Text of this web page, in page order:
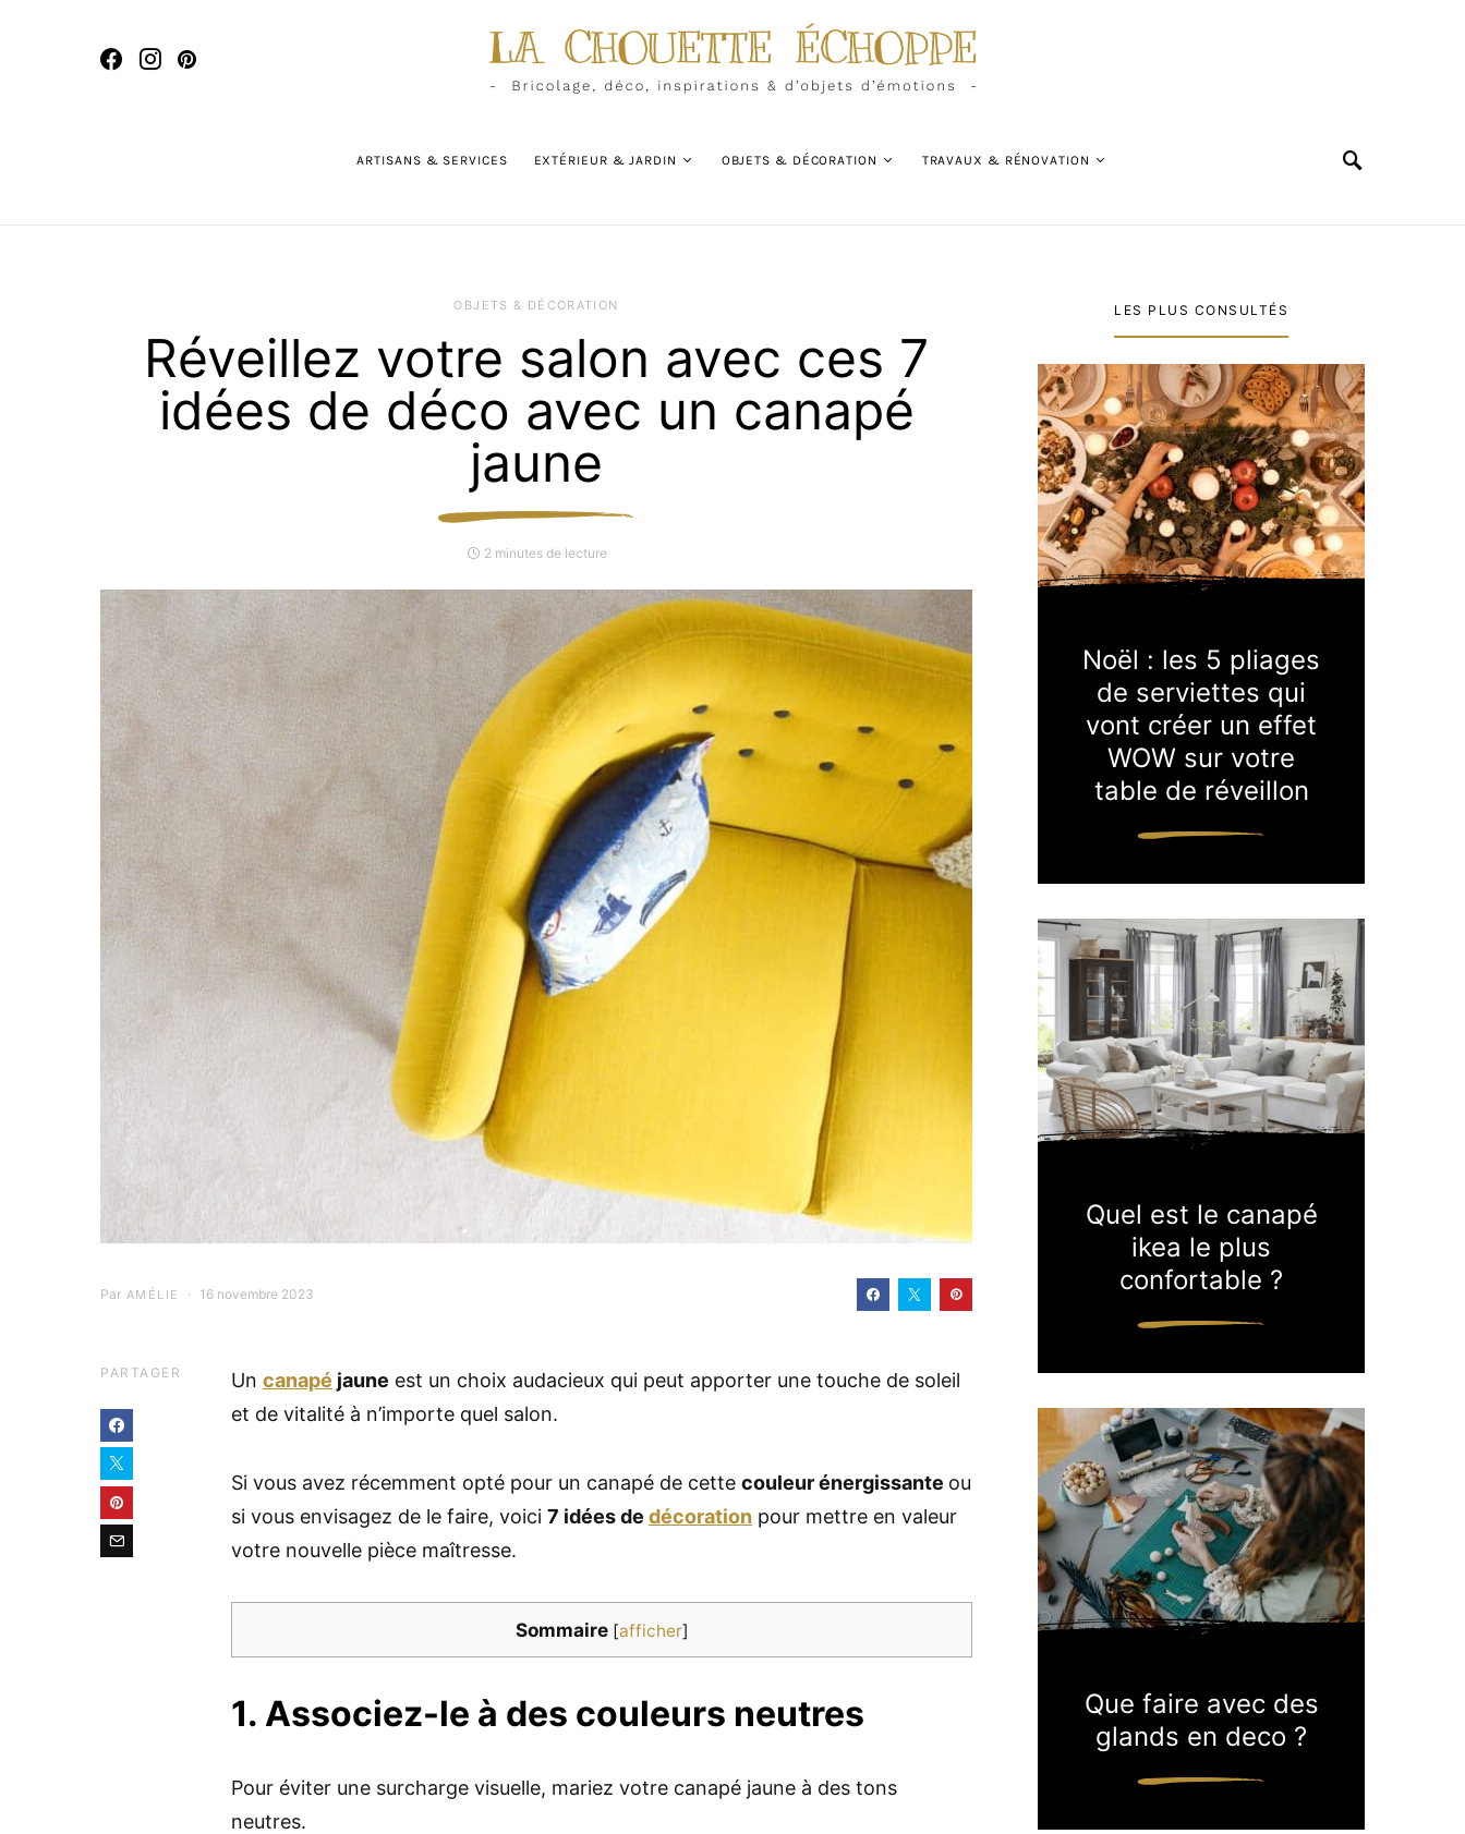
ARTISANS & SERVICES EXTÉRIEUR & JARDIN OBJETS & DÉCORATION TRAVAUX & RÉNOVATION
OBJETS & DÉCORATION
Réveillez votre salon avec ces 7
idées de déco avec un canapé
jaune
2 minutes de lecture
Par AMÉLIE 16 novembre 2023
PARTAGER Un canapé jaune est un choix audacieux qui peut apporter une touche de soleil
et de vitalité à n’importe quel salon.
Si vous avez récemment opté pour un canapé de cette couleur énergissante ou
si vous envisagez de le faire, voici 7 idées de décoration pour mettre en valeur
votre nouvelle pièce maîtresse.
Sommaire [afficher]
1. Associez-le à des couleurs neutres
Pour éviter une surcharge visuelle, mariez votre canapé jaune à des tons
neutres.
LES PLUS CONSULTÉS
Noël : les 5 pliages
de serviettes qui
vont créer un effet
WOW sur votre
table de réveillon
Quel est le canapé
ikea le plus
confortable ?
Que faire avec des
glands en deco ?